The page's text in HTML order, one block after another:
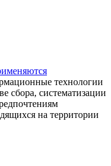
технологии
сбора, систематизации
на территории